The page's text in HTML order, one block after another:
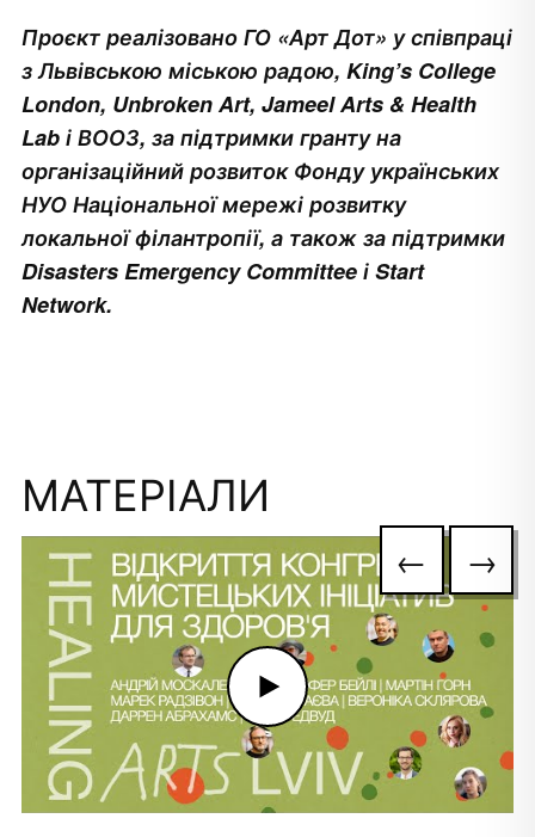
Проєкт реалізовано ГО «Арт Дот» у співпраці
з Львівською міською радою, King’s College
London, Unbroken Art, Jameel Arts & Health
Lab і ВООЗ, за підтримки гранту на
організаційний розвиток Фонду українських
НУО Національної мережі розвитку
локальної філантропії, а також за підтримки
Disasters Emergency Committee і Start
Network.
МАТЕРІАЛИ
← →